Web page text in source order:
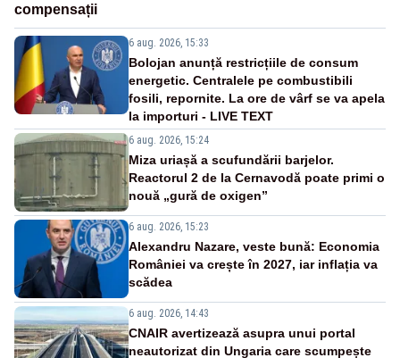
compensații
6 aug. 2026, 15:33
Bolojan anunță restricțiile de consum
energetic. Centralele pe combustibili
fosili, repornite. La ore de vârf se va apela
la importuri - LIVE TEXT
6 aug. 2026, 15:24
Miza uriașă a scufundării barjelor.
Reactorul 2 de la Cernavodă poate primi o
nouă „gură de oxigen”
6 aug. 2026, 15:23
Alexandru Nazare, veste bună: Economia
României va crește în 2027, iar inflația va
scădea
6 aug. 2026, 14:43
CNAIR avertizează asupra unui portal
neautorizat din Ungaria care scumpește